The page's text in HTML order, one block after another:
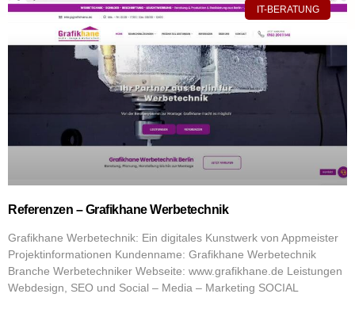
IT-BERATUNG
Referenzen – Grafikhane Werbetechnik
Grafikhane Werbetechnik: Ein digitales Kunstwerk von Appmeister
Projektinformationen Kundenname: Grafikhane Werbetechnik
Branche Werbetechniker Webseite: www.grafikhane.de Leistungen
Webdesign, SEO und Social – Media – Marketing SOCIAL